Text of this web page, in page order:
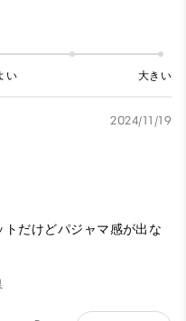
い 大きい
2024/11/19
だけどパジャマ感が出な